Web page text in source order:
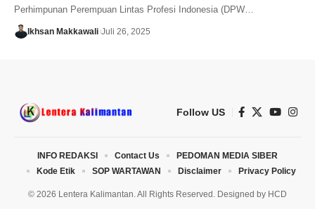
Perhimpunan Perempuan Lintas Profesi Indonesia (DPW…
Ikhsan Makkawali Juli 26, 2025
Follow US
© 2026 Lentera Kalimantan. All Rights Reserved. Designed by HCD
INFO REDAKSI Contact Us
PEDOMAN MEDIA SIBER
Kode Etik
SOP WARTAWAN Disclaimer Privacy Policy